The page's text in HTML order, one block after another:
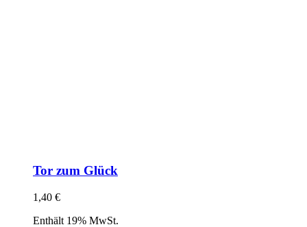
Tor zum Glück
1,40 €
Enthält 19% MwSt.